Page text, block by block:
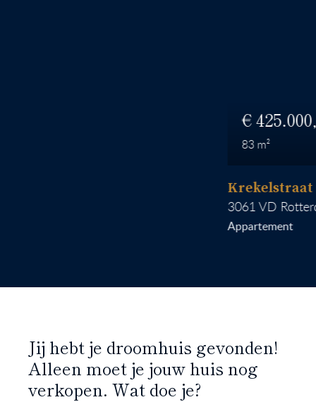
425.000
Krekelstraat 6 B
3061 VD Rotterdam
Appartement
Jij hebt je droomhuis gevonden!
Alleen moet je jouw huis nog
verkopen. Wat doe je?